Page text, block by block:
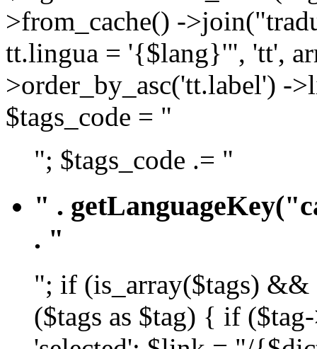
>from_cache() -
tt.lingua = '{$lang}'", 'tt',
>order_by_asc('tt.label') -
$tags_code = "
"; $tags_code .= "
" .
. "
"; if (is_array($tags) &&
($tags as $tag) { if